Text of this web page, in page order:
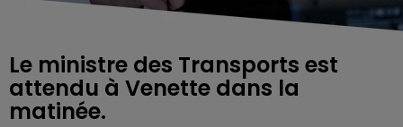
Le ministre des Transports est
attendu à Venette dans la
matinée.